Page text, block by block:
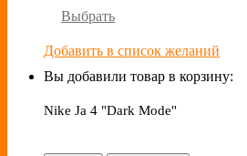
Выбрать
Добавить в список желаний
Вы добавили товар в корзину:
Nike Ja 4 "Dark Mode"